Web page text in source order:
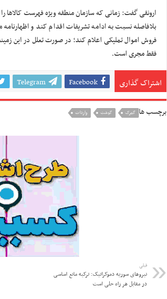
ارونقی گفت: زمانی که سازمان منطقه ویژه فهرست کالاها
بلافاصله نسبت به ادامه تشریفات اقدام کند و
فروش اموال تملیکی اعلام کند؛ در صورت تعلل در این
فقط مجری است.
اشتراک گذاری Facebook
Telegram
برچسب ها گمرک گوشت واردات
قبلی
نیروهای سوریه دموکراتیک: ترکیه مانع اساسی
در مقابل هر راه حلی است